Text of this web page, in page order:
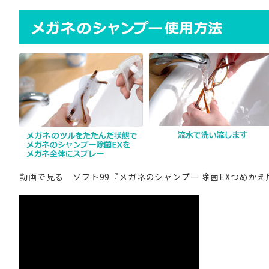
動画で見る ソフト99『メガネのシャンプー 除菌EXつめかえ